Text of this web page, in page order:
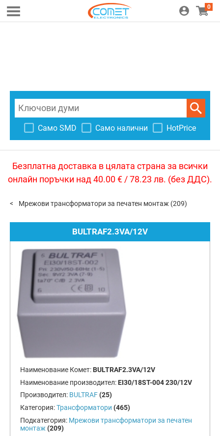
0
Само SMD Само налични HotPrice
Безплатна доставка в цялата страна за всички
онлайн поръчки над 40.00 € / 78.23 лв. (без ДДС).
Мрежови трансформатори за печатен монтаж (209)
BULTRAF2.3VA/12V
Наименование Комет: BULTRAF2.3VA/12V
Наименование производител: EI30/18ST-004 230/12V
Производител: BULTRAF (25)
Категория:Трансформатори (465)
Подкатегория: Мрежови трансформатори за печатен
монтаж (209)